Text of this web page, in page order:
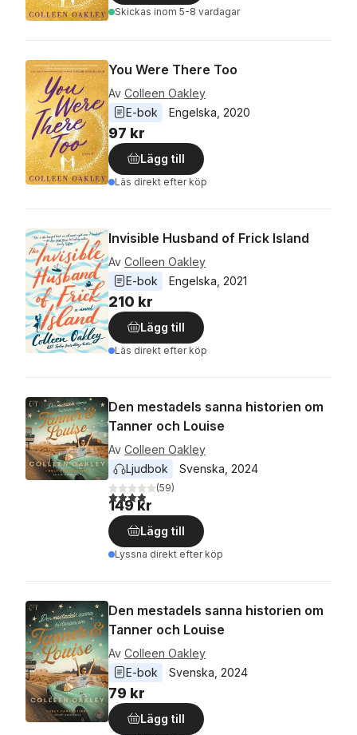
Skickas inom 5-8 vardagar
You Were There Too
Av Colleen Oakley
E-bok
Engelska 2020
97 kr
Lägg till
Läs direkt efter köp
Invisible Husband of Frick Island
Av Colleen Oakley
E-bok
Engelska 2021
210 kr
Lägg till
Läs direkt efter köp
Den mestadels sanna historien om
Tanner och Louise
Av Colleen Oakley
Ljudbok
Svenska 2024
3,9utav 5 stjärnor. Totalt antal röster:
(59)
149 kr
Lägg till
Lyssna direkt efter köp
Den mestadels sanna historien om
Tanner och Louise
Av Colleen Oakley
E-bok
Svenska 2024
79 kr
Lägg till